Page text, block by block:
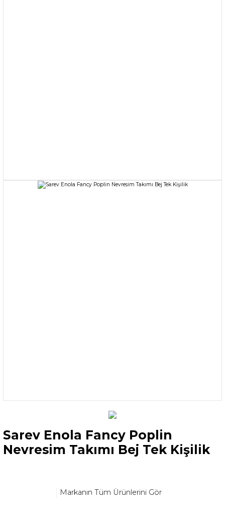
Sarev Enola Fancy Poplin
Nevresim Takımı Bej Tek Kişilik
Markanın Tüm Ürünlerini Gör